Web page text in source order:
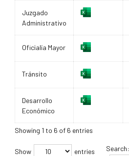
Juzgado
Administrativo
Oficialía Mayor
Tránsito
Desarrollo
Económico
Showing 1 to 6 of 6 entries
Show entries Search: